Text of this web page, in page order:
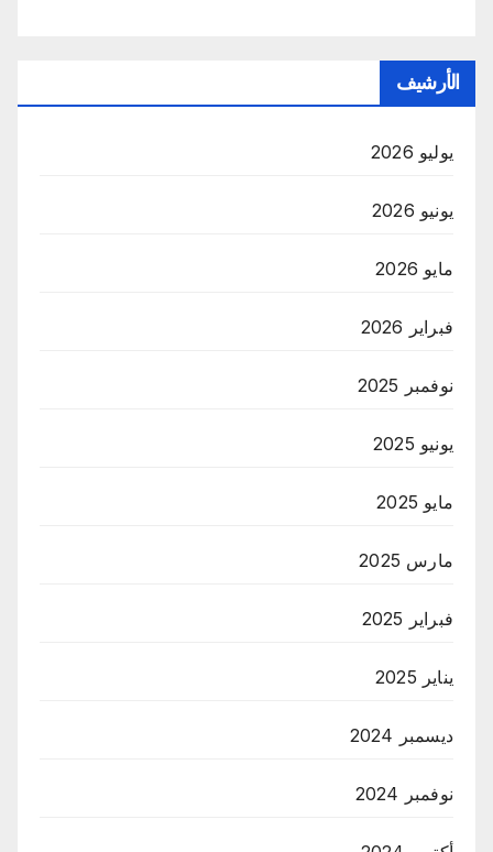
الأرشيف
يوليو 2026
يونيو 2026
مايو 2026
فبراير 2026
نوفمبر 2025
يونيو 2025
مايو 2025
مارس 2025
فبراير 2025
يناير 2025
ديسمبر 2024
نوفمبر 2024